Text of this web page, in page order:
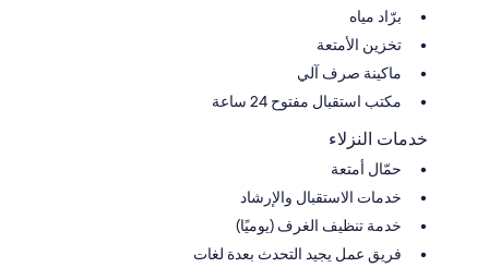
برّاد مياه
تخزين الأمتعة
ماكينة صرف آلي
مكتب استقبال مفتوح 24 ساعة
خدمات النزلاء
حمّال أمتعة
خدمات الاستقبال والإرشاد
خدمة تنظيف الغرف (يوميًا)
فريق عمل يجيد التحدث بعدة لغات